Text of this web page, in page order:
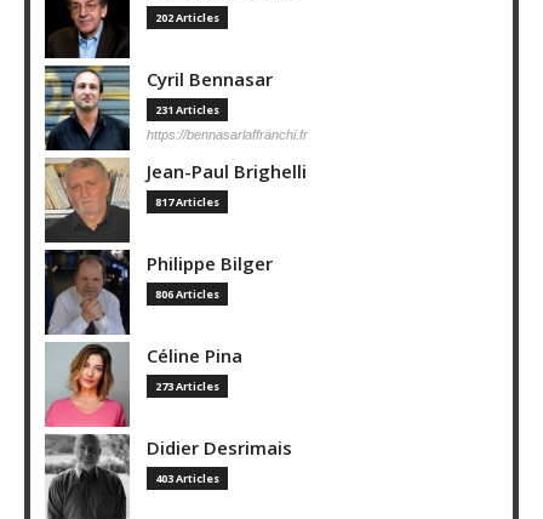
202 Articles
Cyril Bennasar
231 Articles
https://bennasarlaffranchi.fr
Jean-Paul Brighelli
817 Articles
Philippe Bilger
806 Articles
Céline Pina
273 Articles
Didier Desrimais
403 Articles